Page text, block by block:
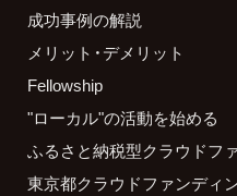
成功事例の解説
メリット・デメリット
Fellowship
"ローカル"の活動を始める
ふるさと納税型クラウドフ
東京都クラウドファンディ